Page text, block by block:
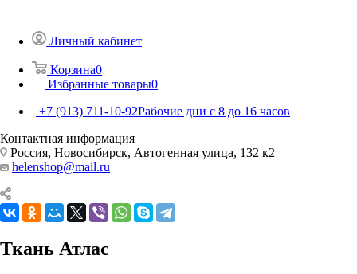
Личный кабинет
Корзина0
Избранные товары0
+7 (913) 711-10-92Рабочие дни с 8 до 16 часов
Контактная информация
Россия, Новосибирск, Автогенная улица, 132 к2
helenshop@mail.ru
Ткань Атлас